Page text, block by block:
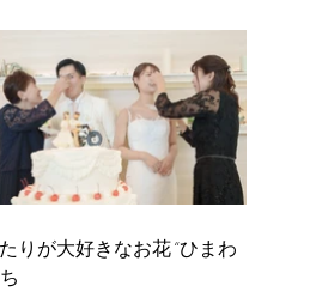
りが大好きなお花 “ひまわ